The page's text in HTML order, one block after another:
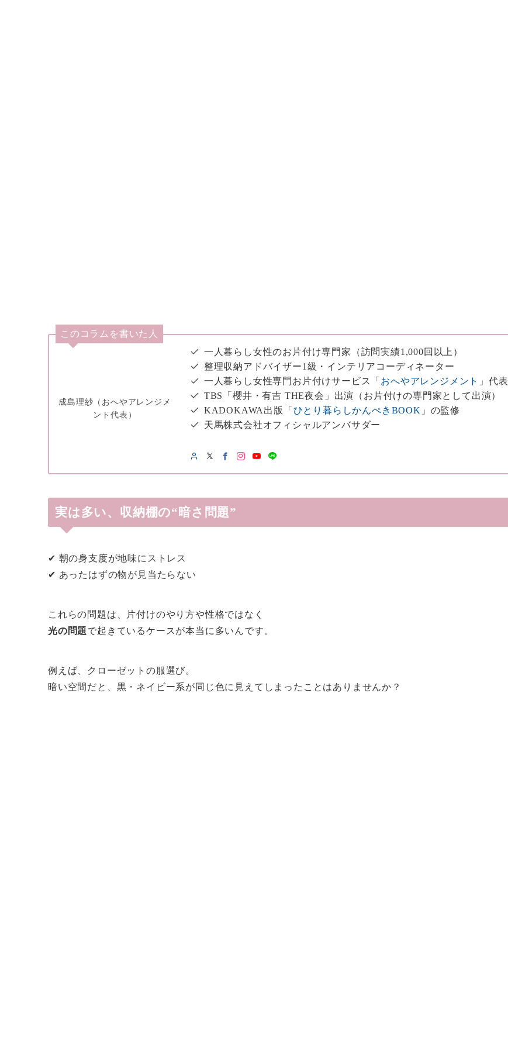
このコラムを書いた人
成島理紗（おへやアレンジメ
ント代表）
一人暮らし女性のお片付け専門家（訪問実績1,000回以上）
整理収納アドバイザー1級・インテリアコーディネーター
一人暮らし女性専門お片付けサービス「 おへやアレンジメント
」代表
TBS「櫻井・有吉 THE夜会」出演（お片付けの専門家として出演）
KADOKAWA出版「 ひとり暮らしかんぺきBOOK 」の監修
天馬株式会社オフィシャルアンバサダー
実は多い、収納棚の“暗さ問題”
✔ 朝の身支度が地味にストレス
✔ あったはずの物が見当たらない
これらの問題は、片付けのやり方や性格ではなく
光の問題で起きているケースが本当に多いんです。
例えば、クローゼットの服選び。
暗い空間だと、黒・ネイビー系が同じ色に見えてしまったことはありませんか？